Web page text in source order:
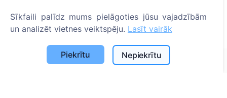
Administratoriem
© 2013 - 2026 Cemety Visas tiesības aizsargātas
Privātuma politika un noteikumi.
Sīkfaili palīdz mums pielāgoties jūsu vajadzībām
un analizēt vietnes veiktspēju. Lasīt vairāk
Piekrītu Nepiekrītu